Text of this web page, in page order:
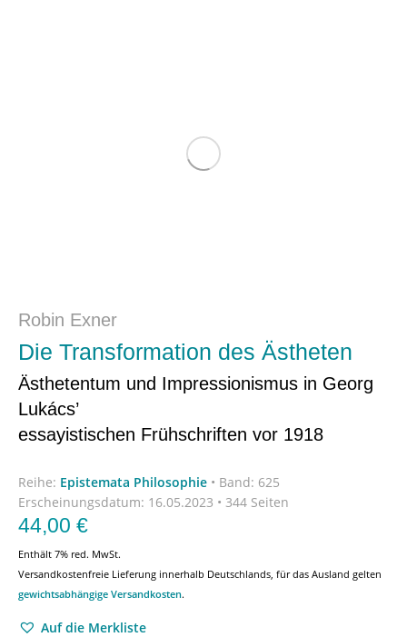
Robin Exner
Die Transformation des Ästheten
Ästhetentum und Impressionismus in Georg
Lukács’
essayistischen Frühschriften vor 1918
Reihe: Epistemata Philosophie • Band: 625
Erscheinungsdatum: 16.05.2023 • 344 Seiten
44,00 €
Enthält 7% red. MwSt.
Versandkostenfreie Lieferung innerhalb Deutschlands, für das Ausland gelten
gewichtsabhängige Versandkosten.
Auf die Merkliste